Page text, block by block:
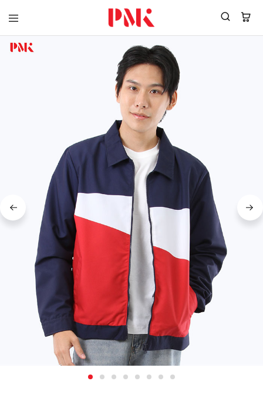
PMK
ยูนิฟอร์ม
พร้อม
โลโก้
ผู้
มาตรฐาน
ISO9001
อุตสาหกรรม
สี
เขียว
ระดับ
ที่2